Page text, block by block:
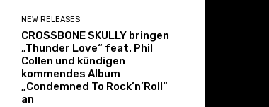
NEW RELEASES
CROSSBONE SKULLY bringen
„Thunder Love“ feat. Phil
Collen und kündigen
kommendes Album
„Condemned To Rock’n’Roll“
an